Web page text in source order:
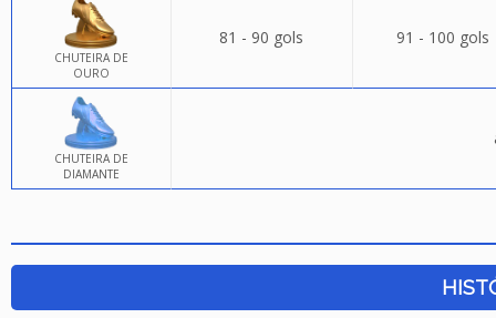
CHUTEIRA DE
OURO
81 - 90 gols 91 - 100 gols
CHUTEIRA DE
DIAMANTE